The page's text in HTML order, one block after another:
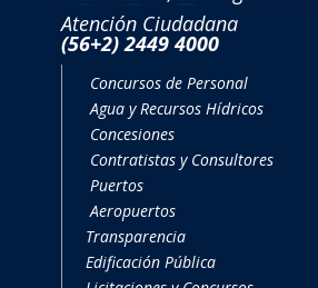
Concursos de Personal
Agua y Recursos Hídricos
Concesiones
Contratistas y Consultores
Puertos
Aeropuertos
Transparencia
Edificación Pública
Licitaciones y Concursos
Planes, proyectos, estudios y obras